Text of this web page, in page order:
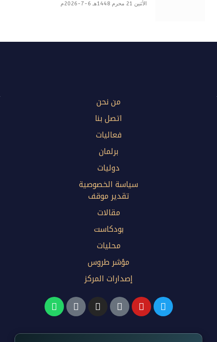
الأثنين 21 محرم 1448هـ 6-7-2026م
من نحن
اتصل بنا
فعاليات
برلمان
دوليات
سياسة الخصوصية
تقدير موقف
مقالات
بودكاست
محليات
مؤشر طروس
إصدارات المركز